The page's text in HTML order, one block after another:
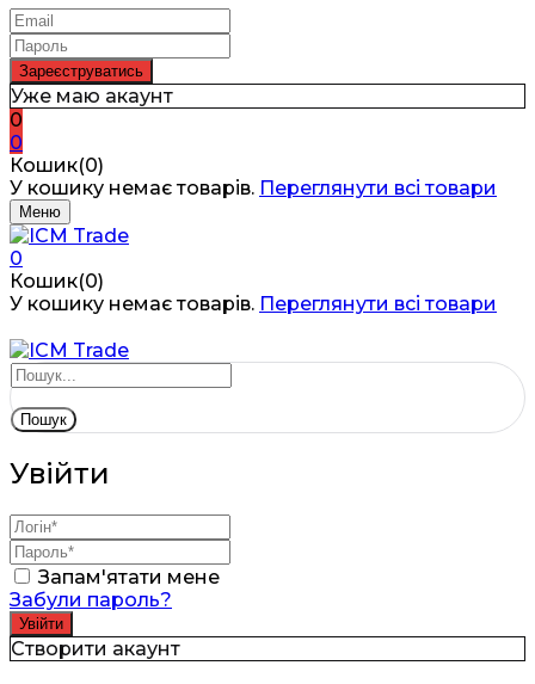
Уже маю акаунт
0
0
Кошик(0)
У кошику немає товарів. Переглянути всі товари
Меню
0
Кошик(0)
У кошику немає товарів. Переглянути всі товари
Пошук
Увійти
Запам'ятати мене
Забули пароль?
Створити акаунт